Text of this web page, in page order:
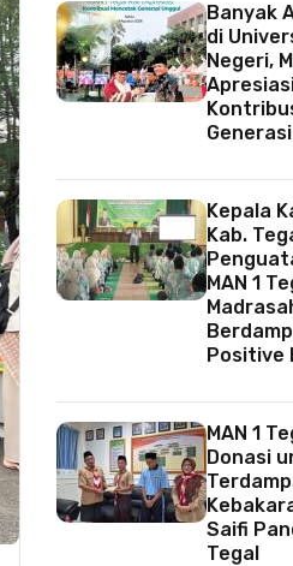
Banyak
di
Negeri,
Kepala
Kab.
MAN 1
Positive
MAN 1
Donasi
Saifi
Tegal